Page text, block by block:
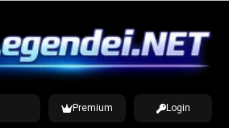
Premium Login